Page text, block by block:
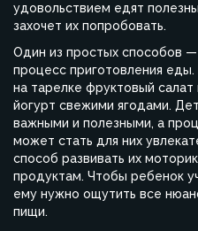
удовольствием едят
захочет их попробовать.
Один из простых способов
процесс приготовления
на тарелке фруктовый салат
йогурт свежими ягодами.
важными и полезными, а
может стать для них
способ развивать их
продуктам. Чтобы ребенок
ему нужно ощутить все
пищи.